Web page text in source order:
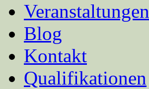
Veranstaltungen
Blog
Kontakt
Qualifikationen